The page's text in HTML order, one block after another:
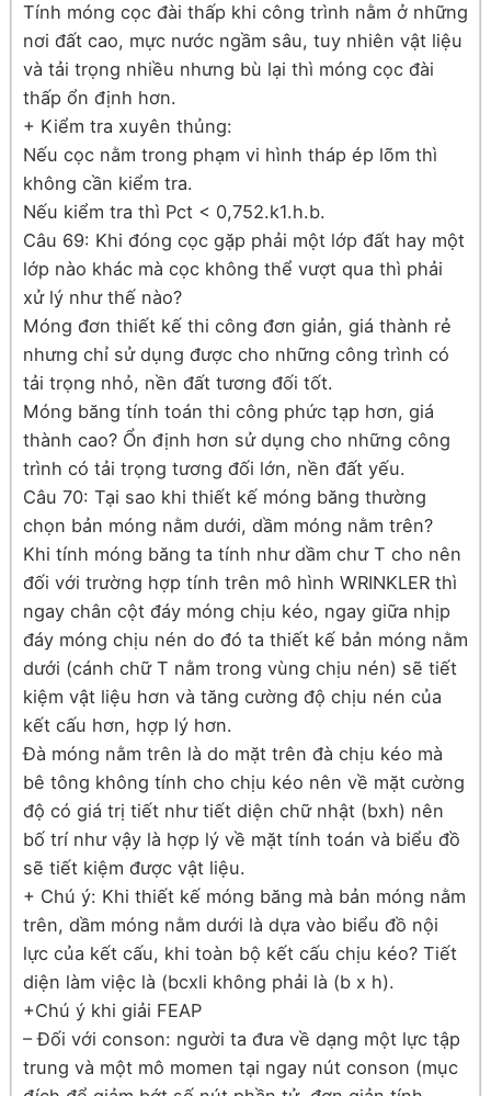
Tính móng cọc đài thấp khi công trình nằm ở những
nơi đất cao, mực nước ngầm sâu, tuy nhiên vật liệu
và tải trọng nhiều nhưng bù lại thì móng cọc đài
thấp ổn định hơn.
+ Kiểm tra xuyên thủng:
Nếu cọc nằm trong phạm vi hình tháp ép lõm thì
không cần kiểm tra.
Nếu kiểm tra thì Pct < 0,752.k1.h.b.
Câu 69: Khi đóng cọc gặp phải một lớp đất hay một
lớp nào khác mà cọc không thể vượt qua thì phải
xử lý như thế nào?
Móng đơn thiết kế thi công đơn giản, giá thành rẻ
nhưng chỉ sử dụng được cho những công trình có
tải trọng nhỏ, nền đất tương đối tốt.
Móng băng tính toán thi công phức tạp hơn, giá
thành cao? Ổn định hơn sử dụng cho những công
trình có tải trọng tương đối lớn, nền đất yếu.
Câu 70: Tại sao khi thiết kế móng băng thường
chọn bản móng nằm dưới, dầm móng nằm trên?
Khi tính móng băng ta tính như dầm chư T cho nên
đối với trường hợp tính trên mô hình WRINKLER thì
ngay chân cột đáy móng chịu kéo, ngay giữa nhịp
đáy móng chịu nén do đó ta thiết kế bản móng nằm
dưới (cánh chữ T nằm trong vùng chịu nén) sẽ tiết
kiệm vật liệu hơn và tăng cường độ chịu nén của
kết cấu hơn, hợp lý hơn.
Đà móng nằm trên là do mặt trên đà chịu kéo mà
bê tông không tính cho chịu kéo nên về mặt cường
độ có giá trị tiết như tiết diện chữ nhật (bxh) nên
bố trí như vậy là hợp lý về mặt tính toán và biểu đồ
sẽ tiết kiệm được vật liệu.
+ Chú ý: Khi thiết kế móng băng mà bản móng nằm
trên, dầm móng nằm dưới là dựa vào biểu đồ nội
lực của kết cấu, khi toàn bộ kết cấu chịu kéo? Tiết
diện làm việc là (bcxli không phải là (b x h).
+Chú ý khi giải FEAP
– Đối với conson: người ta đưa về dạng một lực tập
trung và một mô momen tại ngay nút conson (mục